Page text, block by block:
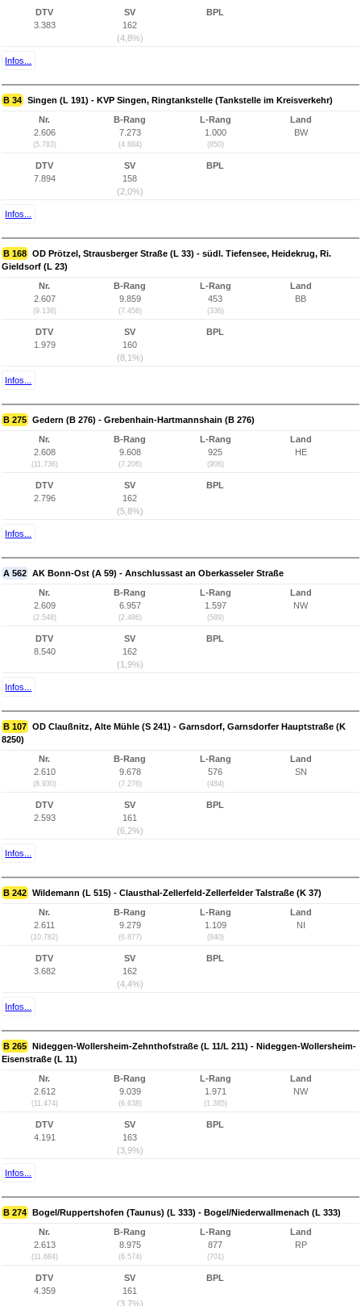
DTV
3.383
SV
162
(4,8%)
BPL
Infos...
B 34 Singen (L 191) - KVP Singen, Ringtankstelle (Tankstelle im Kreisverkehr)
Nr.
2.606
(5.783)
B-Rang
7.273
(4.884)
L-Rang
1.000
(850)
Land
BW
DTV
7.894
SV
158
(2,0%)
BPL
Infos...
B 168 OD Prötzel, Strausberger Straße (L 33) - südl. Tiefensee, Heidekrug, Ri.
Gieldsorf (L 23)
Nr.
2.607
(9.138)
B-Rang
9.859
(7.456)
L-Rang
453
(336)
Land
BB
DTV
1.979
SV
160
(8,1%)
BPL
Infos...
B 275 Gedern (B 276) - Grebenhain-Hartmannshain (B 276)
Nr.
2.608
(11.736)
B-Rang
9.608
(7.206)
L-Rang
925
(906)
Land
HE
DTV
2.796
SV
162
(5,8%)
BPL
Infos...
A 562 AK Bonn-Ost (A 59) - Anschlussast an Oberkasseler Straße
Nr.
2.609
(2.548)
B-Rang
6.957
(2.486)
L-Rang
1.597
(589)
Land
NW
DTV
8.540
SV
162
(1,9%)
BPL
Infos...
B 107 OD Claußnitz, Alte Mühle (S 241) - Garnsdorf, Garnsdorfer Hauptstraße (K
8250)
Nr.
2.610
(8.930)
B-Rang
9.678
(7.276)
L-Rang
576
(484)
Land
SN
DTV
2.593
SV
161
(6,2%)
BPL
Infos...
B 242 Wildemann (L 515) - Clausthal-Zellerfeld-Zellerfelder Talstraße (K 37)
Nr.
2.611
(10.782)
B-Rang
9.279
(6.877)
L-Rang
1.109
(840)
Land
NI
DTV
3.682
SV
162
(4,4%)
BPL
Infos...
B 265 Nideggen-Wollersheim-Zehnthofstraße (L 11/L 211) - Nideggen-Wollersheim-
Eisenstraße (L 11)
Nr.
2.612
(11.474)
B-Rang
9.039
(6.638)
L-Rang
1.971
(1.385)
Land
NW
DTV
4.191
SV
163
(3,9%)
BPL
Infos...
B 274 Bogel/Ruppertshofen (Taunus) (L 333) - Bogel/Niederwallmenach (L 333)
Nr.
2.613
(11.684)
B-Rang
8.975
(6.574)
L-Rang
877
(701)
Land
RP
DTV
4.359
SV
161
(3,7%)
BPL